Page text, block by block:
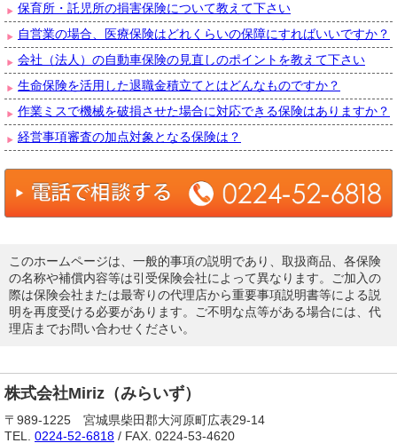
保育所・託児所の損害保険について教えて下さい
自営業の場合、医療保険はどれくらいの保障にすればいいですか？
会社（法人）の自動車保険の見直しのポイントを教えて下さい
生命保険を活用した退職金積立てとはどんなものですか？
作業ミスで機械を破損させた場合に対応できる保険はありますか？
経営事項審査の加点対象となる保険は？
このホームページは、一般的事項の説明であり、取扱商品、各保険
の名称や補償内容等は引受保険会社によって異なります。ご加入の
際は保険会社または最寄りの代理店から重要事項説明書等による説
明を再度受ける必要があります。ご不明な点等がある場合には、代
理店までお問い合わせください。
株式会社Miriz（みらいず）
〒989-1225 宮城県柴田郡大河原町広表29-14
TEL. 0224-52-6818 / FAX. 0224-53-4620